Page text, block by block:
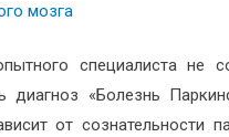
мозга
специалиста не
диагноз «Болезнь
от сознательности